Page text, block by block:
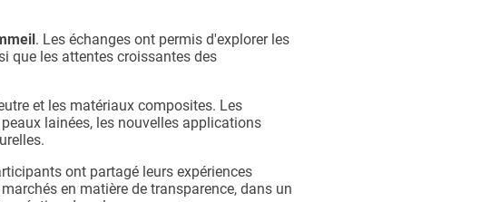
. Les échanges ont permis d'explorer les
que les attentes croissantes des
et les matériaux composites. Les
lainées, les nouvelles applications
ont partagé leurs expériences
en matière de transparence, dans un